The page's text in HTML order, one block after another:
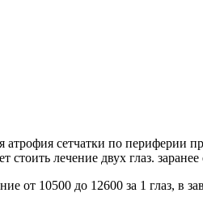
сетчатки по
стоить лечение двух глаз.
от 10500 до 12600 за 1 глаз, в